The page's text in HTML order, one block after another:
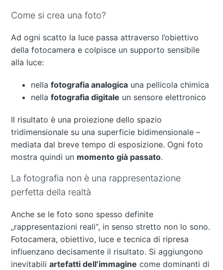
Come si crea una foto?
Ad ogni scatto la luce passa attraverso l’obiettivo
della fotocamera e colpisce un supporto sensibile
alla luce:
nellafotografia analogica una pellicola chimica
nellafotografia digitale un sensore elettronico
Il risultato è una proiezione dello spazio
tridimensionale su una superficie bidimensionale –
mediata dal breve tempo di esposizione. Ogni foto
mostra quindi un momento già passato.
La fotografia non è una rappresentazione
perfetta della realtà
Anche se le foto sono spesso definite
„rappresentazioni reali“, in senso stretto non lo sono.
Fotocamera, obiettivo, luce e tecnica di ripresa
influenzano decisamente il risultato. Si aggiungono
inevitabiliartefatti dell’immagine come dominanti di